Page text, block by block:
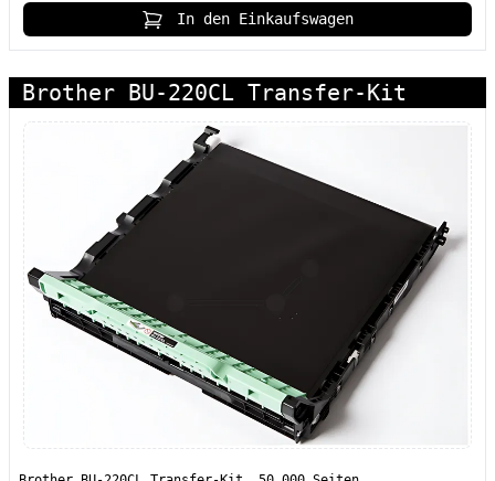
In den Einkaufswagen
Brother BU-220CL Transfer-Kit